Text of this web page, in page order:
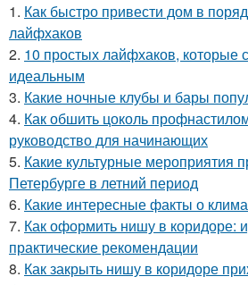
1. Как быстро привести дом в
лайфхаков
2. 10 простых лайфхаков, которые
идеальным
3. Какие ночные клубы и бары
4. Как обшить цоколь
руководство для начинающих
5. Какие культурные мероприятия
Петербурге в летний период
6. Какие интересные факты о
7. Как оформить нишу в коридоре:
практические рекомендации
8. Как закрыть нишу в коридоре